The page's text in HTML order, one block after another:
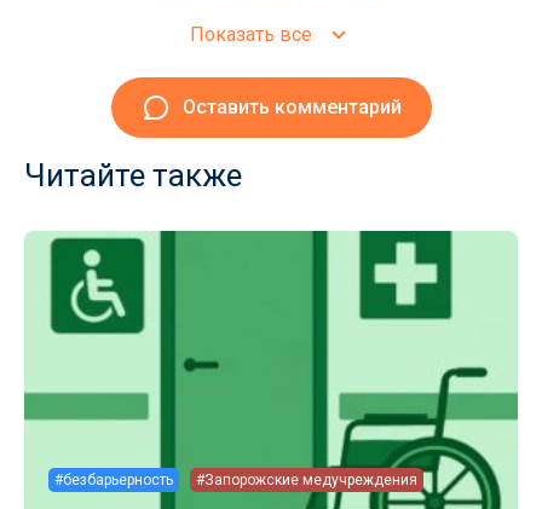
Показать все
Оставить комментарий
Читайте также
#безбарьерность #Запорожские медучреждения